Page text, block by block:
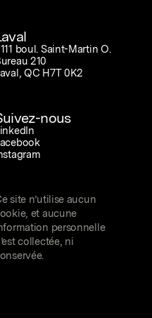
boul. Saint-Martin O.
210
QC H7T 0K2
nous
site n’utilise aucun
et aucune
personnelle
collectée, ni